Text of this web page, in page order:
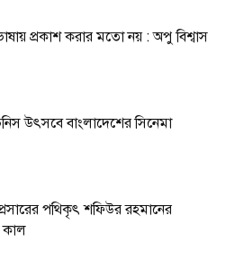
প্রকাশ করার মতো নয় : অপু বিশ্বাস
উৎসবে বাংলাদেশের সিনেমা
পথিকৃৎ শফিউর রহমানের
কাল